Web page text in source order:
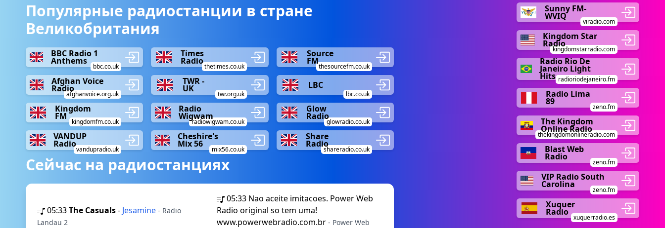
Популярные радиостанции в стране
Великобритания
BBC Radio 1
Anthems
bbc.co.uk
Times
Radio
thetimes.co.uk
Source
FM
thesourcefm.co.uk
Afghan Voice
Radio
afghanvoice.org.uk
TWR -
UK
twr.org.uk
LBC
lbc.co.uk
Kingdom
FM
kingdomfm.co.uk
Radio
Wigwam
radiowigwam.co.uk
Glow
Radio
glowradio.co.uk
VANDUP
Radio
vandupradio.uk
Cheshire's
Mix 56
mix56.co.uk
Share
Radio
shareradio.co.uk
Сейчас на радиостанциях
05:33The Casuals- Jesamine - Radio
Landau 2
05:33 Nao aceite imitacoes. Power Web
Radio original so tem uma!
www.powerwebradio.com.br - Power Web
Sunny FM-
WVIQ
viradio.com
Kingdom Star
Radio
kingdomstarradio.com
Radio Rio De
Janeiro Light
Hits radioriodejaneiro.fm
Radio Lima
89
zeno.fm
The Kingdom
Online Radio
thekingdomonlineradio.com
Blast Web
Radio
zeno.fm
VIP Radio South
Carolina
zeno.fm
Xuquer
Radio
xuquerradio.es